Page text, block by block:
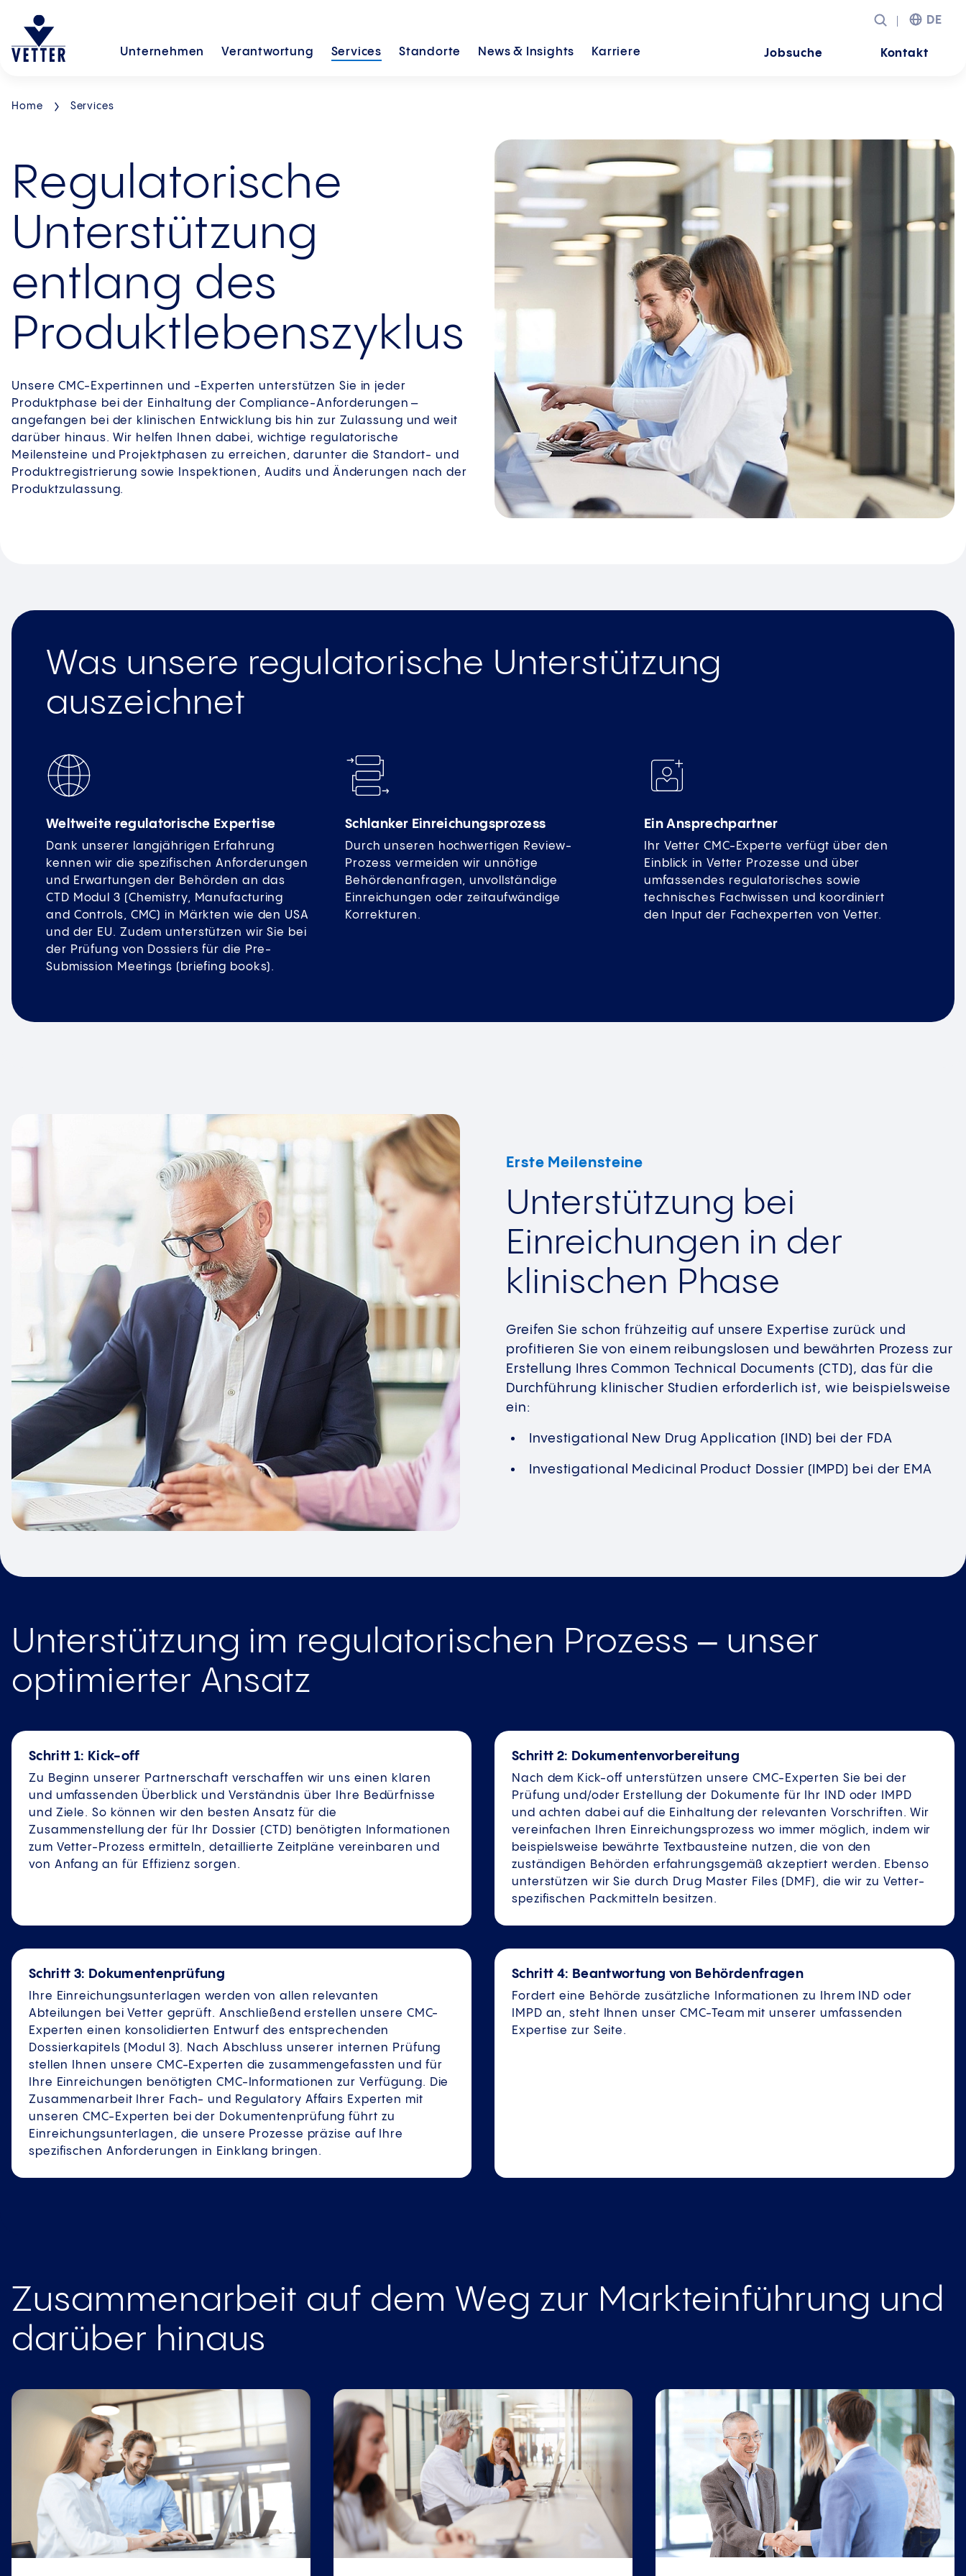
Unternehmen Verantwortung Services Standorte News & Insights Karriere
DE
Jobsuche Kontakt
Home Services
Regulatorische
Unterstützung
entlang des
Produktlebenszyklus
Unsere CMC-Expertinnen und -Experten unterstützen Sie in jeder
Produktphase bei der Einhaltung der Compliance-Anforderungen –
angefangen bei der klinischen Entwicklung bis hin zur Zulassung und weit
darüber hinaus. Wir helfen Ihnen dabei, wichtige regulatorische
Meilensteine und Projektphasen zu erreichen, darunter die Standort- und
Produktregistrierung sowie Inspektionen, Audits und Änderungen nach der
Produktzulassung.
Was unsere regulatorische Unterstützung
auszeichnet
Weltweite regulatorische Expertise
Dank unserer langjährigen Erfahrung
kennen wir die spezifischen Anforderungen
und Erwartungen der Behörden an das
CTD Modul 3 (Chemistry, Manufacturing
and Controls, CMC) in Märkten wie den USA
und der EU. Zudem unterstützen wir Sie bei
der Prüfung von Dossiers für die Pre-
Submission Meetings (briefing books).
Schlanker Einreichungsprozess
Durch unseren hochwertigen Review-
Prozess vermeiden wir unnötige
Behördenanfragen, unvollständige
Einreichungen oder zeitaufwändige
Korrekturen.
Ein Ansprechpartner
Ihr Vetter CMC-Experte verfügt über den
Einblick in Vetter Prozesse und über
umfassendes regulatorisches sowie
technisches Fachwissen und koordiniert
den Input der Fachexperten von Vetter.
Erste Meilensteine
Unterstützung bei
Einreichungen in der
klinischen Phase
Greifen Sie schon frühzeitig auf unsere Expertise zurück und
profitieren Sie von einem reibungslosen und bewährten Prozess zur
Erstellung Ihres Common Technical Documents (CTD), das für die
Durchführung klinischer Studien erforderlich ist, wie beispielsweise
ein:
Investigational New Drug Application (IND) bei der FDA
Investigational Medicinal Product Dossier (IMPD) bei der EMA
Unterstützung im regulatorischen Prozess ‒ unser
optimierter Ansatz
Schritt 1: Kick-off
Zu Beginn unserer Partnerschaft verschaffen wir uns einen klaren
und umfassenden Überblick und Verständnis über Ihre Bedürfnisse
und Ziele. So können wir den besten Ansatz für die
Zusammenstellung der für Ihr Dossier (CTD) benötigten Informationen
zum Vetter-Prozess ermitteln, detaillierte Zeitpläne vereinbaren und
von Anfang an für Effizienz sorgen.
Schritt 2: Dokumentenvorbereitung
Nach dem Kick-off unterstützen unsere CMC-Experten Sie bei der
Prüfung und/oder Erstellung der Dokumente für Ihr IND oder IMPD
und achten dabei auf die Einhaltung der relevanten Vorschriften. Wir
vereinfachen Ihren Einreichungsprozess wo immer möglich, indem wir
beispielsweise bewährte Textbausteine nutzen, die von den
zuständigen Behörden erfahrungsgemäß akzeptiert werden. Ebenso
unterstützen wir Sie durch Drug Master Files (DMF), die wir zu Vetter-
spezifischen Packmitteln besitzen.
Schritt 3: Dokumentenprüfung
Ihre Einreichungsunterlagen werden von allen relevanten
Abteilungen bei Vetter geprüft. Anschließend erstellen unsere CMC-
Experten einen konsolidierten Entwurf des entsprechenden
Dossierkapitels (Modul 3). Nach Abschluss unserer internen Prüfung
stellen Ihnen unsere CMC-Experten die zusammengefassten und für
Ihre Einreichungen benötigten CMC-Informationen zur Verfügung. Die
Zusammenarbeit Ihrer Fach- und Regulatory Affairs Experten mit
unseren CMC-Experten bei der Dokumentenprüfung führt zu
Einreichungsunterlagen, die unsere Prozesse präzise auf Ihre
spezifischen Anforderungen in Einklang bringen.
Schritt 4: Beantwortung von Behördenfragen
Fordert eine Behörde zusätzliche Informationen zu Ihrem IND oder
IMPD an, steht Ihnen unser CMC-Team mit unserer umfassenden
Expertise zur Seite.
Zusammenarbeit auf dem Weg zur Markteinführung und
darüber hinaus